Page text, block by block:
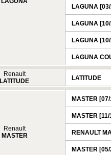
LAGUNA
LAGUNA
LAGUNA
LAGUNA
Renault
LATITUDE
LATITUDE
Renault
MASTER
MASTER
MASTER
RENAULT
MASTER